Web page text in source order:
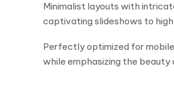
Minimalist layouts with
captivating slideshows to
Perfectly optimized for mobile
while emphasizing the beauty